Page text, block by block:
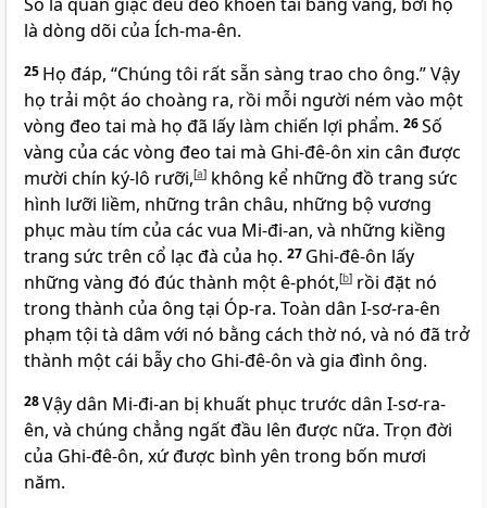
là dòng dõi của Ích-ma-ên.
25 Họ đáp, “Chúng tôi rất sẵn sàng trao cho ông.” Vậy
họ trải một áo choàng ra, rồi mỗi người ném vào một
vòng đeo tai mà họ đã lấy làm chiến lợi phẩm. 26Số
vàng của các vòng đeo tai mà Ghi-đê-ôn xin cân được
mười chín ký-lô rưỡi,[a] không kể những đồ trang sức
hình lưỡi liềm, những trân châu, những bộ vương
phục màu tím của các vua Mi-đi-an, và những kiềng
trang sức trên cổ lạc đà của họ. 27 Ghi-đê-ôn lấy
những vàng đó đúc thành một ê-phót,[b] rồi đặt nó
trong thành của ông tại Óp-ra. Toàn dân I-sơ-ra-ên
phạm tội tà dâm với nó bằng cách thờ nó, và nó đã trở
thành một cái bẫy cho Ghi-đê-ôn và gia đình ông.
28Vậy dân Mi-đi-an bị khuất phục trước dân I-sơ-ra-
ên, và chúng chẳng ngất đầu lên được nữa. Trọn đời
của Ghi-đê-ôn, xứ được bình yên trong bốn mươi
năm.